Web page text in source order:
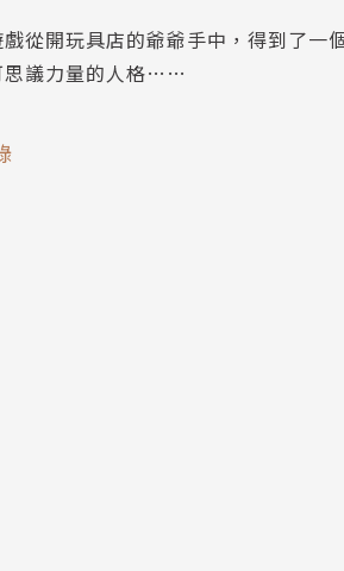
從開玩具店的爺爺手中，得到了一
思議力量的人格……